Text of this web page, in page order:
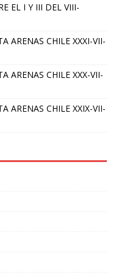
EL I Y III DEL VIII-
ARENAS CHILE XXXI-VII-
ARENAS CHILE XXX-VII-
ARENAS CHILE XXIX-VII-